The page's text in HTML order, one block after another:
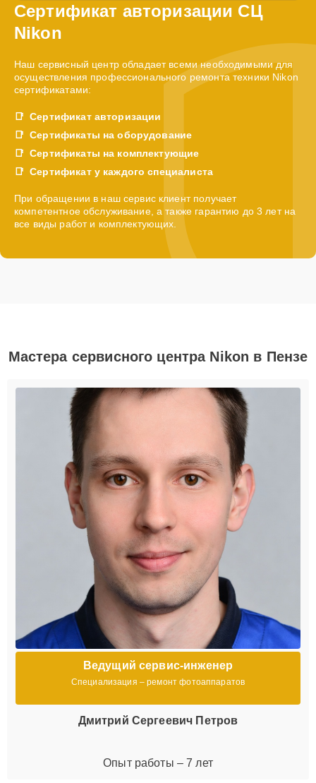
Сертификат авторизации СЦ
Nikon
Наш сервисный центр обладает всеми необходимыми для
осуществления профессионального ремонта техники Nikon
сертификатами:
Сертификат авторизации
Сертификаты на оборудование
Сертификаты на комплектующие
Сертификат у каждого специалиста
При обращении в наш сервис клиент получает
компетентное обслуживание, а также гарантию до 3 лет на
все виды работ и комплектующих.
Мастера сервисного центра Nikon в Пензе
Ведущий сервис-инженер
Специализация – ремонт фотоаппаратов
Дмитрий Сергеевич Петров
Опыт работы – 7 лет